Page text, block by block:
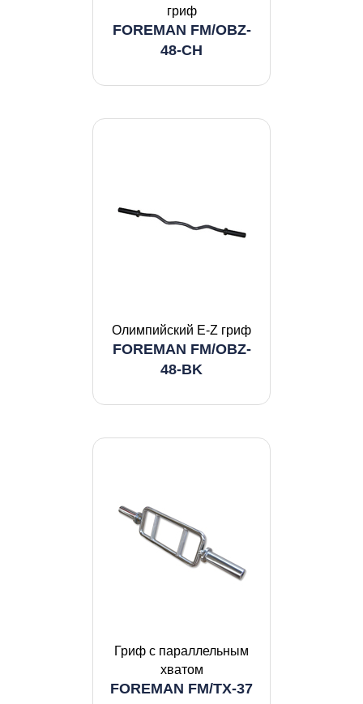
гриф
FOREMAN FM/OBZ-
48-CH
Олимпийский E-Z гриф
FOREMAN FM/OBZ-
48-BK
Гриф с параллельным
хватом
FOREMAN FM/TX-37